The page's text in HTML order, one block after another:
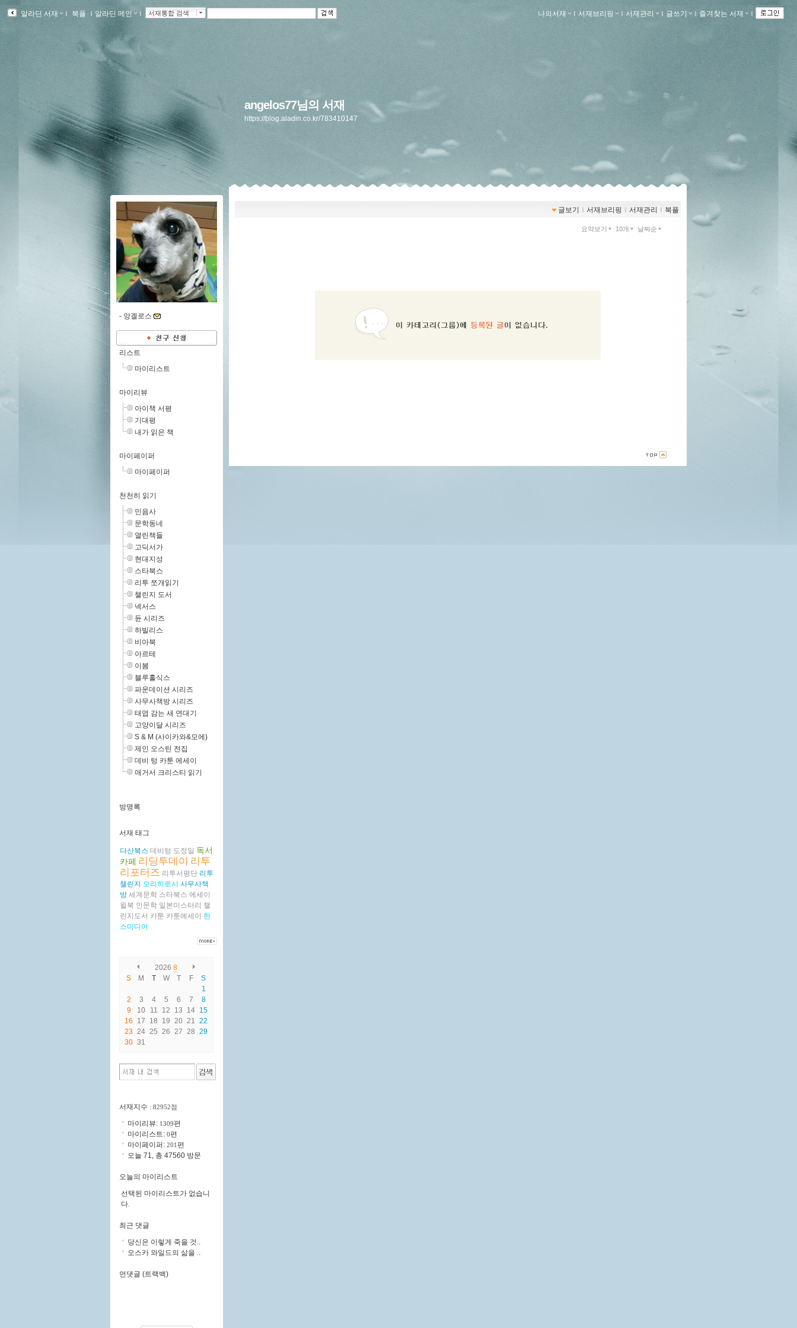
알라딘 서재 ｌ 북플 ｌ 알라딘 메인 ｌ 서재통합 검색 나의서재 ｌ 서재브리핑 ｌ 서재관리 ｌ 글쓰기 ｌ 즐겨찾는 서재 ｌ
angelos77님의 서재
https://blog.aladin.co.kr/783410147
글보기 ｌ 서재브리핑 ｌ 서재관리 ｌ 북플
요약보기 10개 날짜순
- 앙겔로스
리스트
마이리스트
마이리뷰
아이책 서평
기대평
내가 읽은 책
마이페이퍼
마이페이퍼
천천히 읽기
민음사
문학동네
열린책들
고딕서가
현대지성
스타북스
리투 쪼개읽기
챌린지 도서
넥서스
듄 시리즈
하빌리스
비아북
아르테
이봄
블루홀식스
파운데이션 시리즈
사무사책방 시리즈
태엽 감는 새 연대기
고양이달 시리즈
S & M (사이카와&모에)
제인 오스틴 전집
데비 텅 카툰 에세이
애거서 크리스티 읽기
방명록
서재 태그
다산북스 데비텅 도정일 독서
카페 리딩투데이 리투
리포터즈 리투서평단 리투
챌린지 모리히로시 사무사책
방 세계문학 스타북스 에세이
윌북 인문학 일본미스터리 챌
린지도서 카툰 카툰에세이
한
스미디어
2026 8
S
M T W T F
S
1
2
3 4 5 6 7
8
9
10 11 12 13 14 15
16
17 18 19 20 21 22
23 24 25 26 27 28 29
30 31
서재지수 : 82952점
마이리뷰: 1309편
마이리스트: 0편
마이페이퍼: 201편
오늘 71, 총 47560 방문
오늘의 마이리스트
선택된 마이리스트가 없습니
다.
최근 댓글
당신은 이렇게 죽을 것..
오스카 와일드의 삶을 ..
먼댓글 (트랙백)